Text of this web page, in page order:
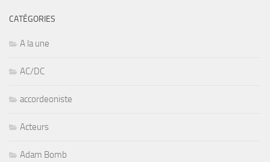
CATÉGORIES
A la une
AC/DC
accordeoniste
Acteurs
Adam Bomb